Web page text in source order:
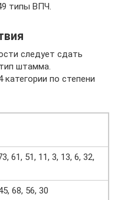
типы ВПЧ.
следует сдать
штамма.
по степени
61, 51, 11, 3, 13, 6, 32,
68, 56, 30